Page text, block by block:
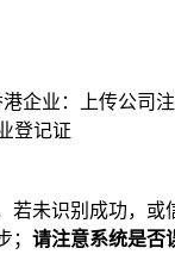
港企业：上传公司
登记证
若未识别成功，或
； 请注意系统是否